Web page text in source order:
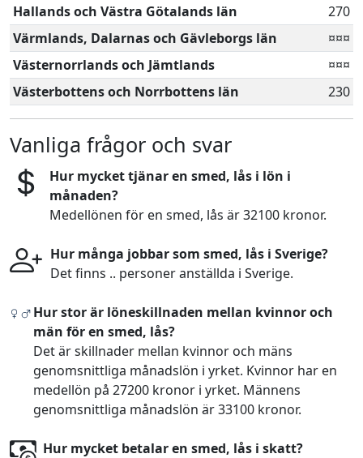
Hallands och Västra Götalands län
270
Värmlands, Dalarnas och Gävleborgs län
¤¤¤
Västernorrlands och Jämtlands
¤¤¤
Västerbottens och Norrbottens län
230
Vanliga frågor och svar
Hur mycket tjänar en smed, lås i lön i
månaden?
Medellönen för en smed, lås är 32100 kronor.
Hur många jobbar som smed, lås i Sverige?
Det finns .. personer anställda i Sverige.
Hur stor är löneskillnaden mellan kvinnor och
män för en smed, lås?
Det är skillnader mellan kvinnor och mäns
genomsnittliga månadslön i yrket. Kvinnor har en
medellön på 27200 kronor i yrket. Männens
genomsnittliga månadslön är 33100 kronor.
Hur mycket betalar en smed, lås i skatt?